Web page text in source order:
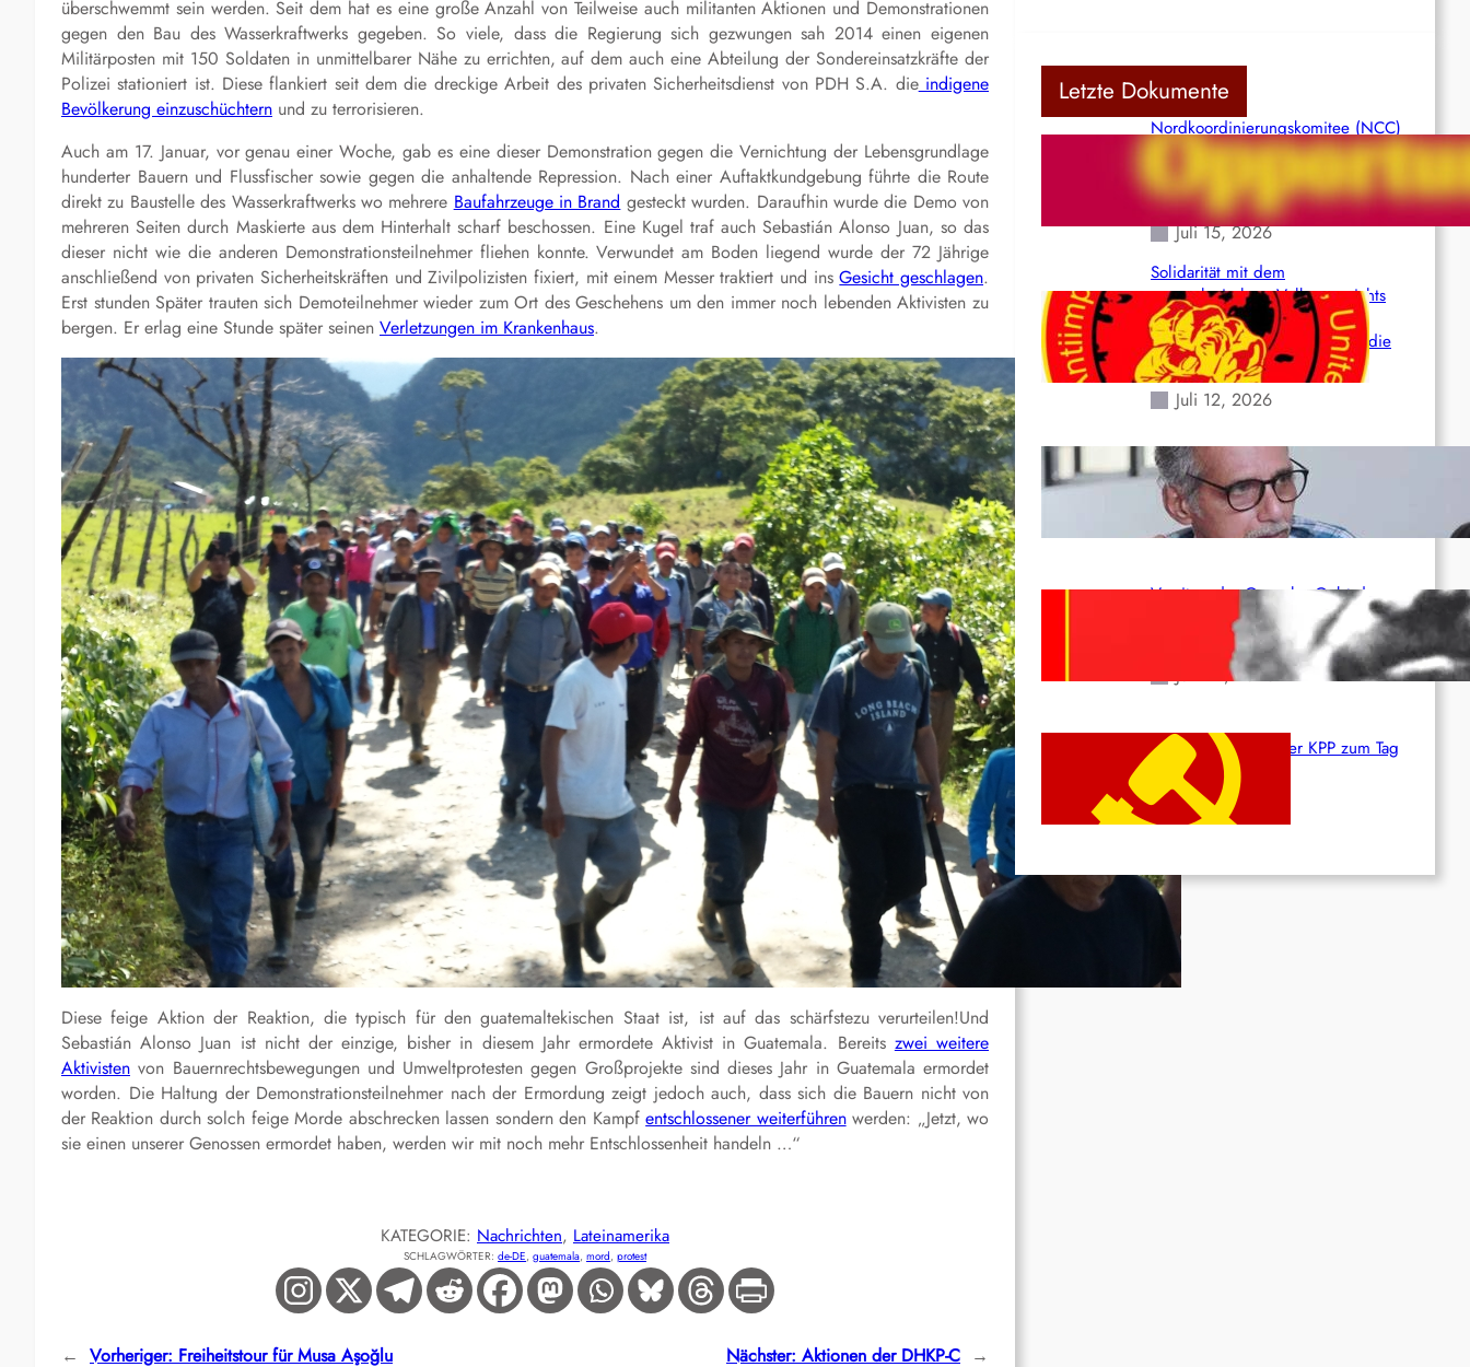
überschwemmt sein werden. Seit dem hat es eine große Anzahl von Teilweise auch militanten Aktionen und Demonstrationen
gegen den Bau des Wasserkraftwerks gegeben. So viele, dass die Regierung sich gezwungen sah 2014 einen eigenen
Militärposten mit 150 Soldaten in unmittelbarer Nähe zu errichten, auf dem auch eine Abteilung der Sondereinsatzkräfte der
Polizei stationiert ist. Diese flankiert seit dem die dreckige Arbeit des privaten Sicherheitsdienst von PDH S.A. dieindigene
Bevölkerung einzuschüchtern und zu terrorisieren.
Auch am 17. Januar, vor genau einer Woche, gab es eine dieser Demonstration gegen die Vernichtung der Lebensgrundlage
hunderter Bauern und Flussfischer sowie gegen die anhaltende Repression. Nach einer Auftaktkundgebung führte die Route
direkt zu Baustelle des Wasserkraftwerks wo mehrere Baufahrzeuge in Brand gesteckt wurden. Daraufhin wurde die Demo von
mehreren Seiten durch Maskierte aus dem Hinterhalt scharf beschossen. Eine Kugel traf auch Sebastián Alonso Juan, so das
dieser nicht wie die anderen Demonstrationsteilnehmer fliehen konnte. Verwundet am Boden liegend wurde der 72 Jährige
anschließend von privaten Sicherheitskräften und Zivilpolizisten fixiert, mit einem Messer traktiert und insGesicht geschlagen.
Erst stunden Später trauten sich Demoteilnehmer wieder zum Ort des Geschehens um den immer noch lebenden Aktivisten zu
bergen. Er erlag eine Stunde später seinen Verletzungen im Krankenhaus.
Diese feige Aktion der Reaktion, die typisch für den guatemaltekischen Staat ist, ist auf das schärfstezu verurteilen!Und
Sebastián Alonso Juan ist nicht der einzige, bisher in diesem Jahr ermordete Aktivist in Guatemala. Bereits zwei weitere
Aktivisten von Bauernrechtsbewegungen und Umweltprotesten gegen Großprojekte sind dieses Jahr in Guatemala ermordet
worden. Die Haltung der Demonstrationsteilnehmer nach der Ermordung zeigt jedoch auch, dass sich die Bauern nicht von
der Reaktion durch solch feige Morde abschrecken lassen sondern den Kampfentschlossener weiterführenwerden: „Jetzt, wo
sie einen unserer Genossen ermordet haben, werden wir mit noch mehr Entschlossenheit handeln …“
KATEGORIE: Nachrichten, Lateinamerika
SCHLAGWÖRTER: de-DE, guatemala, mord, protest
← Vorheriger: Freiheitstour für Musa Aşoğlu Nächster: Aktionen der DHKP-C →
Letzte Dokumente
Nordkoordinierungskomitee (NCC)
der Kommunistischen Partei Indiens
(Maoistisch): Postmoderner
Opportunismus
Juli 15, 2026
Solidarität mit dem
venezolanischem Volk angesichts
der verlorenen Leben und der
katastrophalen Situation durch die
Erdbeben des 24. Juni!
Juli 12, 2026
Indien: „Die Politik der
Kapitulation“ von K. Murali (Ajith)
Juli 1, 2026
Vorsitzender Gonzalo: Gebt das
Leben für die Partei und die
Juni 19, 2026
Beschluss des ZK der KPP zum Tag
des Heldentums
Juni 19, 2026